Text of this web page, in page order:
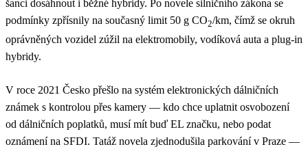
šanci dosáhnout i běžné hybridy. Po novele silničního zákona se
podmínky zpřísnily na současný limit 50 g CO2/km, čímž se okruh
oprávněných vozidel zúžil na elektromobily, vodíková auta a plug-in
hybridy.
V roce 2021 Česko přešlo na systém elektronických dálničních
známek s kontrolou přes kamery — kdo chce uplatnit osvobození
od dálničních poplatků, musí mít buď EL značku, nebo podat
oznámení na SFDI. Tatáž novela zjednodušila parkování v Praze —